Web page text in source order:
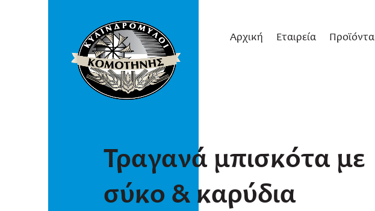
Αρχική Εταιρεία Προϊόντα
Τραγανά μπισκότα με
σύκο & καρύδια